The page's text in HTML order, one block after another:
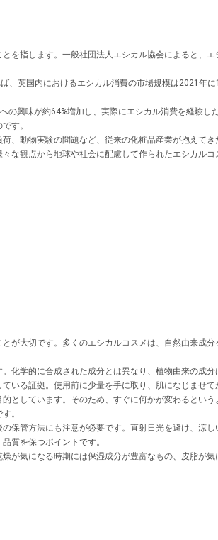
を指します。一般社団法人エシカル協会によると、
、英国内におけるエシカル消費の市場規模は2021年
興味が約64%増加し、実際にエシカル消費を経験し
す。
、動物実験の問題など、従来の化粧品産業が抱えて
な観点から地球や社会に配慮して作られたエシカル
大切です。多くのエシカルコスメは、自然由来成
化学的に合成された成分とは異なり、植物由来の成
る証拠。使用前に少量を手に取り、肌になじませて
としています。そのため、すぐに何かが変わるとい
。
保管方法にも注意が必要です。直射日光を避け、涼
質を保つポイントです。
が気になる時期には保湿成分が豊富なもの、皮脂が